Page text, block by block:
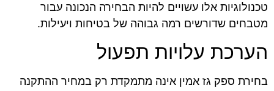
טכנולוגיות אלו עשויים להיות הבחירה הנכונה עבור
מטבחים שדורשים רמה גבוהה של בטיחות ויעילות.
הערכת עלויות תפעול
בחירת ספק גז אמין אינה מתמקדת רק במחיר ההתקנה